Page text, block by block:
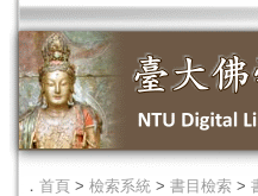
． 首頁 > 檢索系統 > 書目檢索 >